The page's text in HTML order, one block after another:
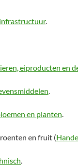
.
eiproducten en
.
en planten.
en fruit (
.